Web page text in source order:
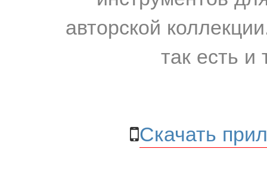
авторской
так есть и
Скачать